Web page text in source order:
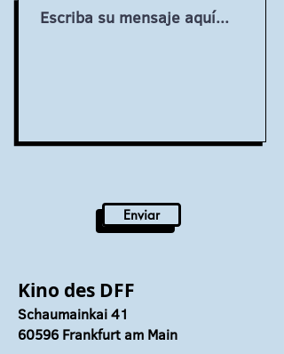
Enviar
Kino des DFF
Schaumainkai 41
60596 Frankfurt am Main